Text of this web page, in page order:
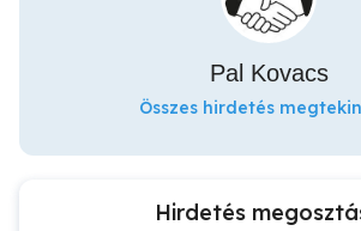
Pal Kovacs
Összes hirdetés
Hirdetés